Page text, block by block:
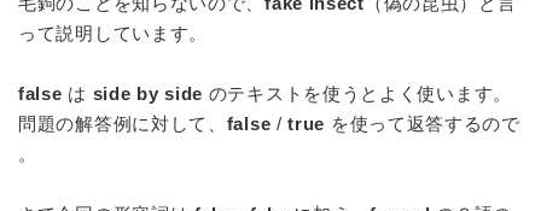
って説明しています。
false は side by side のテキストを使うとよく使います。
問題の解答例に対して、 false /true を使って返答するので
。